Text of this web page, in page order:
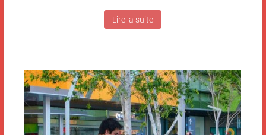
Lire la suite